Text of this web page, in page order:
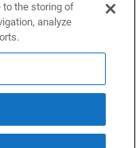
to the storing of
analyze